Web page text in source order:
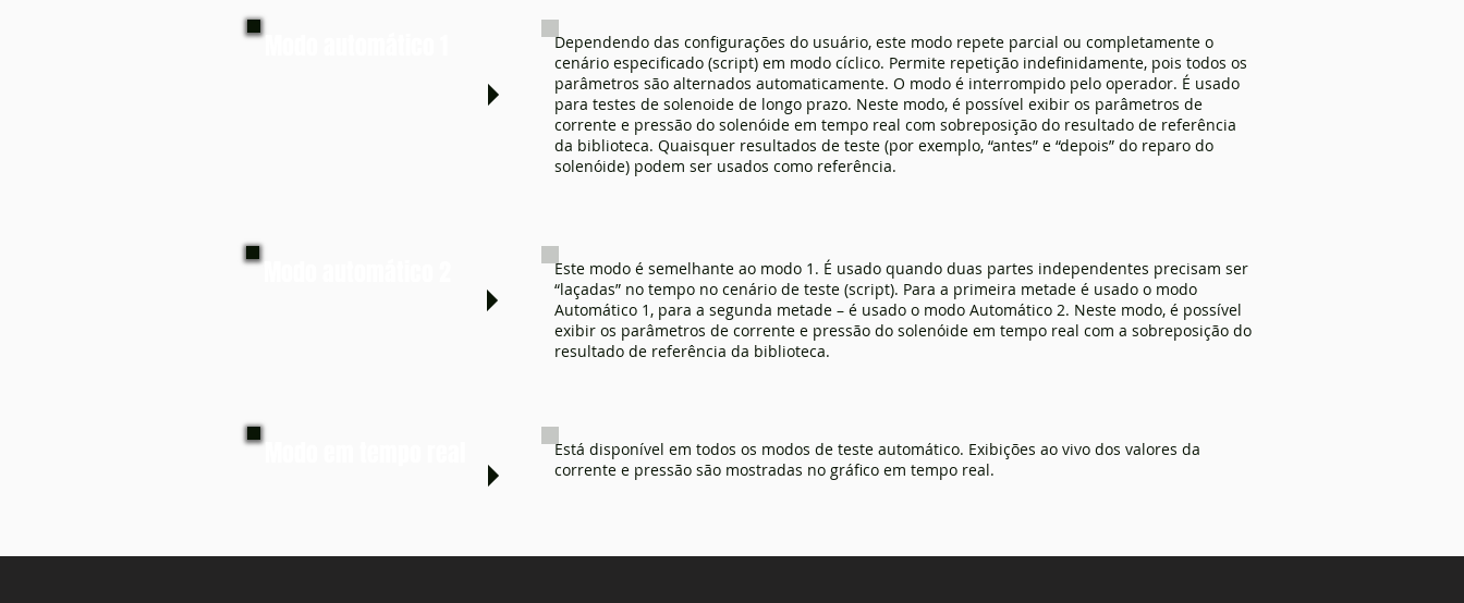
Dependendo das configurações do usuário, este modo repete parcial ou completamente o
cenário especificado (script) em modo cíclico. Permite repetição indefinidamente, pois todos os
parâmetros são alternados automaticamente. O modo é interrompido pelo operador. É usado
para testes de solenoide de longo prazo. Neste modo, é possível exibir os parâmetros de
corrente e pressão do solenóide em tempo real com sobreposição do resultado de referência
da biblioteca. Quaisquer resultados de teste (por exemplo, “antes” e “depois” do reparo do
solenóide) podem ser usados como referência.
Este modo é semelhante ao modo 1. É usado quando duas partes independentes precisam ser
“laçadas” no tempo no cenário de teste (script). Para a primeira metade é usado o modo
Automático 1, para a segunda metade – é usado o modo Automático 2. Neste modo, é possível
exibir os parâmetros de corrente e pressão do solenóide em tempo real com a sobreposição do
resultado de referência da biblioteca.
Está disponível em todos os modos de teste automático. Exibições ao vivo dos valores da
corrente e pressão são mostradas no gráfico em tempo real.